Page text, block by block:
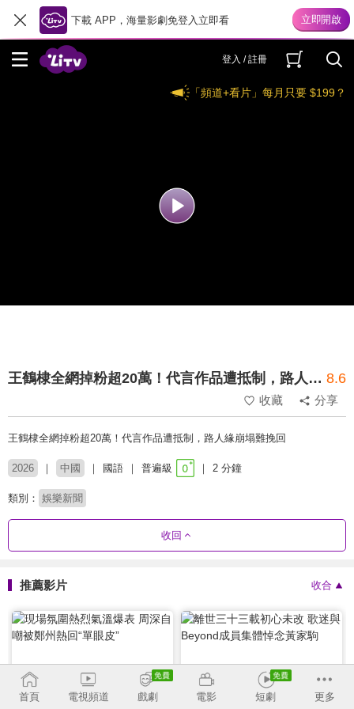
下載 APP，海量影劇免登入立即看
登入 / 註冊
「頻道+看片」每月只要 $199？
王鶴棣全網掉粉超20萬！代言作品遭抵制，路人緣崩塌難挽回 8.6
收藏 分享
王鶴棣全網掉粉超20萬！代言作品遭抵制，路人緣崩塌難挽回
2026 中國 國語 普遍級 2 分鐘
類別： 娛樂新聞
收回
推薦影片 收合
2026-06-30 2026-06-30
首頁 電視頻道 戲劇 電影 短劇 更多